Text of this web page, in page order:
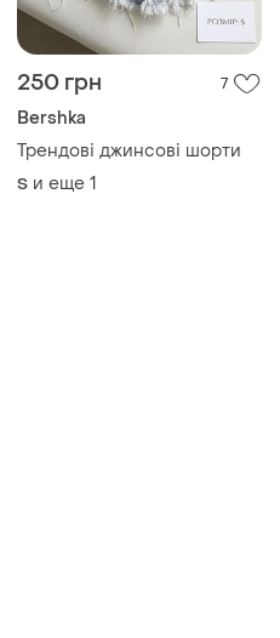
250 грн 7
Bershka
Трендові джинсові шорти
S и еще 1